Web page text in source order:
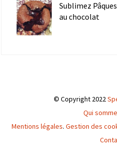
Sublimez
au chocolat
© Copyright 2022
Qui
Mentions légales. Gestion des